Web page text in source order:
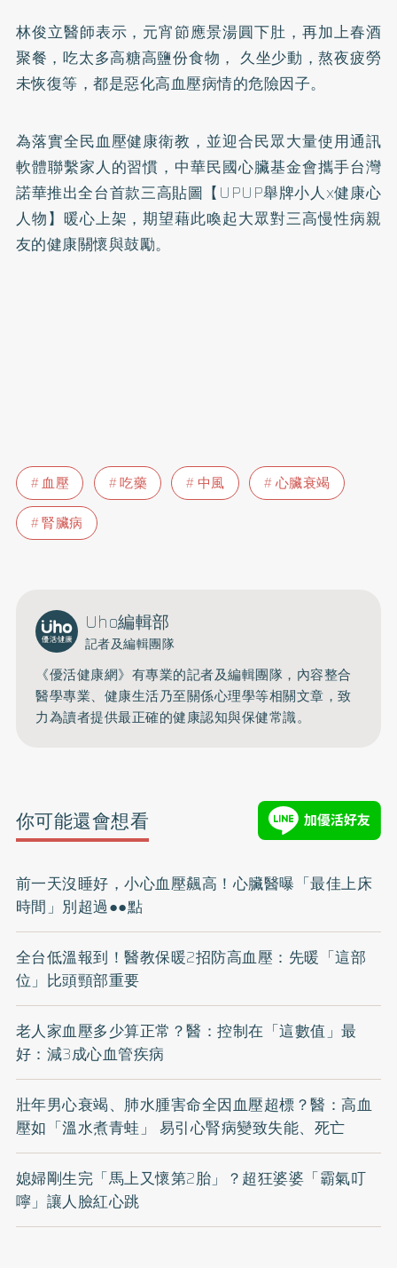
林俊立醫師表示，元宵節應景湯圓下肚，再加上春酒
聚餐，吃太多高糖高鹽份食物， 久坐少動，熬夜疲勞
未恢復等，都是惡化高血壓病情的危險因子。
為落實全民血壓健康衛教，並迎合民眾大量使用通訊
軟體聯繫家人的習慣，中華民國心臟基金會攜手台灣
諾華推出全台首款三高貼圖【UPUP舉牌小人x健康心
人物】暖心上架，期望藉此喚起大眾對三高慢性病親
友的健康關懷與鼓勵。
血壓 吃藥 中風
心臟衰竭
腎臟病
Uho編輯部
記者及編輯團隊
《優活健康網》有專業的記者及編輯團隊，內容整合
醫學專業、健康生活乃至關係心理學等相關文章，致
力為讀者提供最正確的健康認知與保健常識。
你可能還會想看
前一天沒睡好，小心血壓飆高！心臟醫曝「最佳上床
時間」別超過●●點
全台低溫報到！醫教保暖2招防高血壓：先暖「這部
位」比頭頸部重要
老人家血壓多少算正常？醫：控制在「這數值」最
好：減3成心血管疾病
壯年男心衰竭、肺水腫害命全因血壓超標？醫：高血
壓如「溫水煮青蛙」 易引心腎病變致失能、死亡
媳婦剛生完「馬上又懷第2胎」？超狂婆婆「霸氣叮
嚀」讓人臉紅心跳